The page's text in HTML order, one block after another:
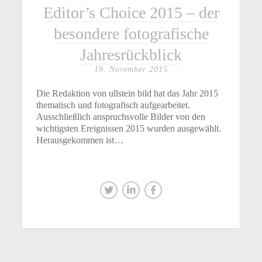
Editor’s Choice 2015 – der
besondere fotografische
Jahresrückblick
19. November 2015
Die Redaktion von ullstein bild hat das Jahr 2015
thematisch und fotografisch aufgearbeitet.
Ausschließlich anspruchsvolle Bilder von den
wichtigsten Ereignissen 2015 wurden ausgewählt.
Herausgekommen ist…